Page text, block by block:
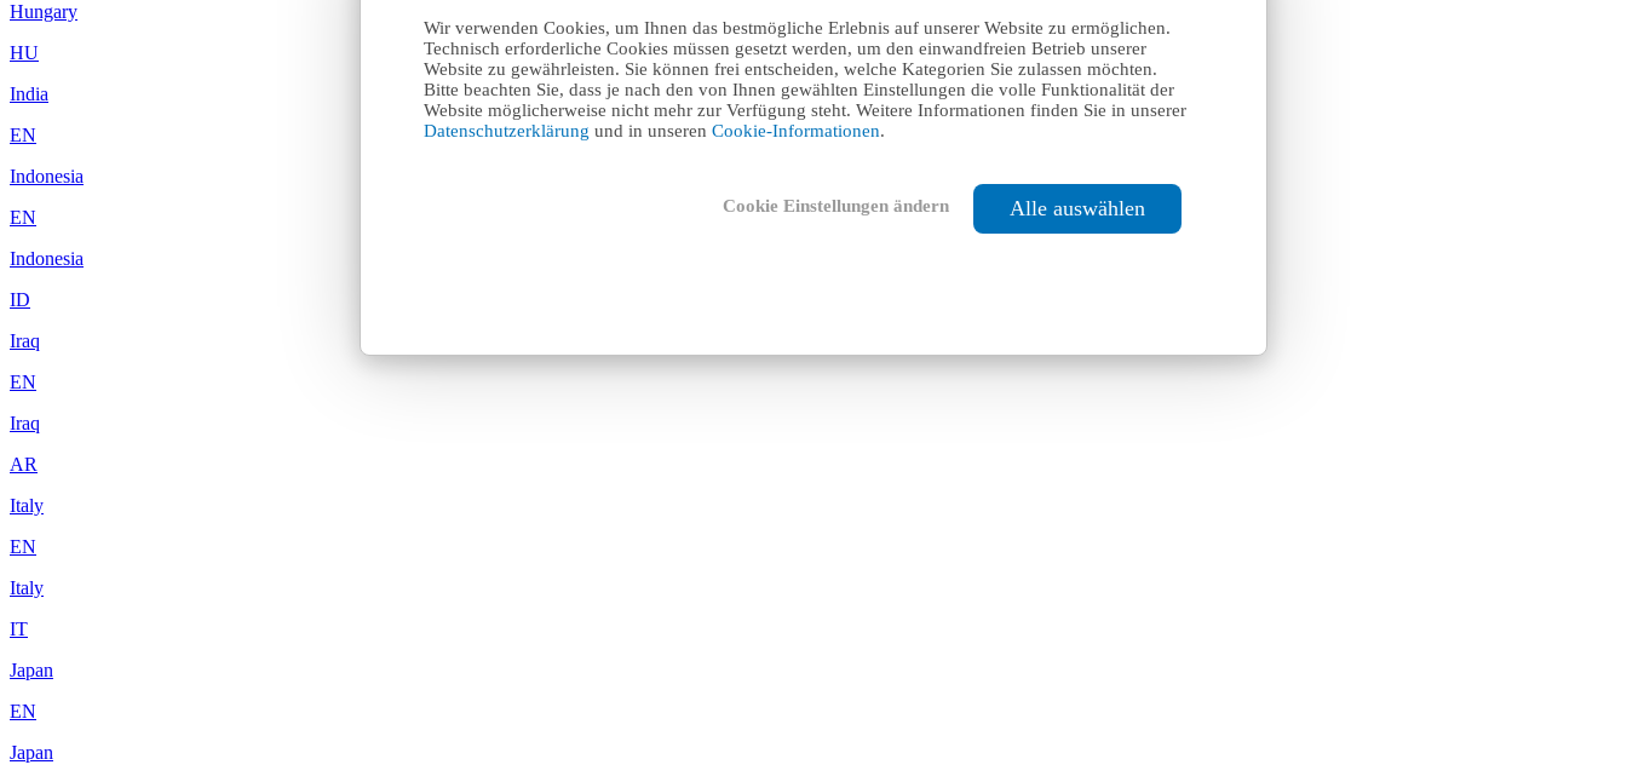
Wir verwenden Cookies, um Ihnen das bestmögliche Erlebnis auf unserer Website zu ermöglichen.
Technisch erforderliche Cookies müssen gesetzt werden, um den einwandfreien Betrieb unserer
Website zu gewährleisten. Sie können frei entscheiden, welche Kategorien Sie zulassen möchten.
Bitte beachten Sie, dass je nach den von Ihnen gewählten Einstellungen die volle Funktionalität der
Website möglicherweise nicht mehr zur Verfügung steht. Weitere Informationen finden Sie in unserer
Datenschutzerklärung und in unseren Cookie-Informationen.
Cookie Einstellungen ändern Alle auswählen
Hungary
HU
India
EN
Indonesia
EN
Indonesia
ID
Iraq
EN
Iraq
AR
Italy
EN
Italy
IT
Japan
EN
Japan